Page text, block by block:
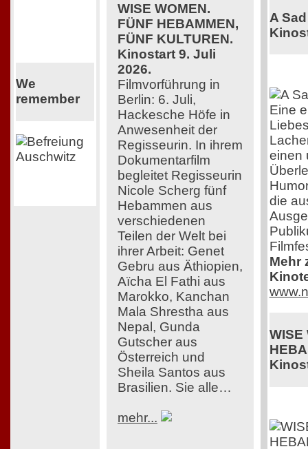
We
remember
WISE WOMEN.
FÜNF HEBAMMEN,
FÜNF KULTUREN.
Kinostart 9. Juli
2026.
Filmvorführung in
Berlin: 6. Juli,
Hackesche Höfe in
Anwesenheit der
Regisseurin. In ihrem
Dokumentarfilm
begleitet Regisseurin
Nicole Scherg fünf
Hebammen aus
verschiedenen
Teilen der Welt bei
ihrer Arbeit: Genet
Gebru aus Äthiopien,
Aïcha El Fathi aus
Marokko, Kanchan
Mala Shrestha aus
Nepal, Gunda
Gutscher aus
Österreich und
Sheila Santos aus
Brasilien. Sie alle…
mehr...
A
Eine
einen
die
Mehr
WISE